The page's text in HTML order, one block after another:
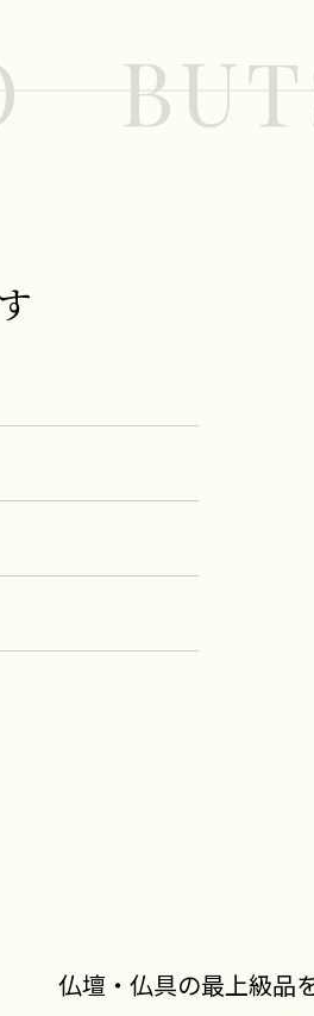
仏壇・仏具の最上級品